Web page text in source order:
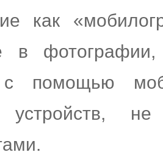
как
в
с помощью
устройств,